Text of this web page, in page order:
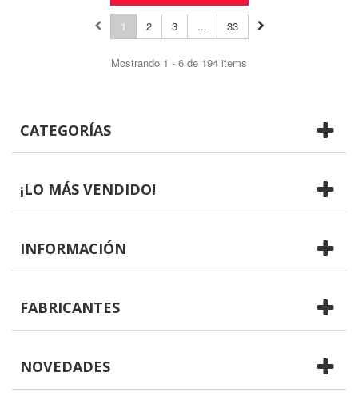
1 2 3 ... 33
Mostrando 1 - 6 de 194 items
CATEGORÍAS
¡LO MÁS VENDIDO!
INFORMACIÓN
FABRICANTES
NOVEDADES